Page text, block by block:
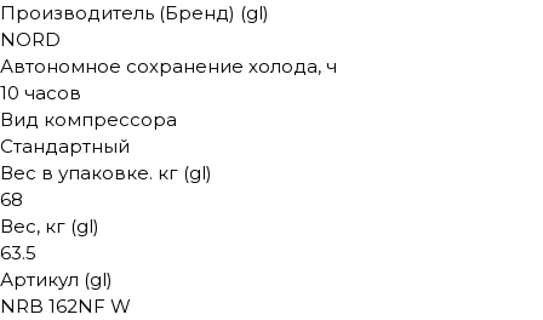
Производитель (Бренд) (gl)
NORD
Автономное сохранение холода, ч
10 часов
Вид компрессора
Стандартный
Вес в упаковке. кг (gl)
68
Вес, кг (gl)
63.5
Артикул (gl)
NRB 162NF W